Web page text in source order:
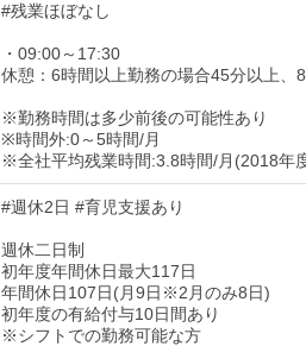
#残業ほぼなし
・09:00～17:30
休憩：6時間以上勤務の場合45分以上、
※勤務時間は多少前後の可能性あり
※時間外:0～5時間/月
※全社平均残業時間:3.8時間/月(2018年
#週休2日 #育児支援あり
週休二日制
初年度年間休日最大117日
年間休日107日(月9日※2月のみ8日)
初年度の有給付与10日間あり
※シフトでの勤務可能な方